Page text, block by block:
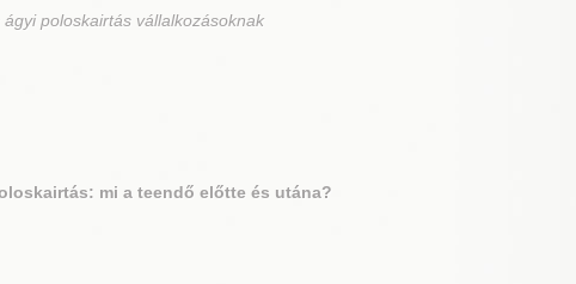
poloskairtás vállalkozásoknak
mi a teendő előtte és utána?